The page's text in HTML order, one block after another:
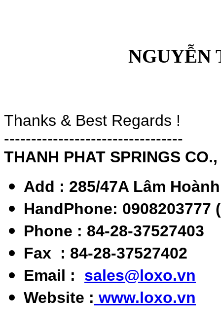
NGUYỄN
Thanks & Best Regards !
---------------------------------
THANH PHAT SPRINGS
Add : 285/47A Lâm
HandPhone: 0908203777
Phone : 84-28-37527403
Fax : 84-28-37527402
Email : sales@loxo.vn
Website : www.loxo.vn